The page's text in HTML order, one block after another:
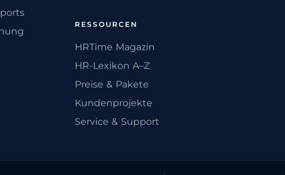
RESSOURCEN
HRTime Magazin
HR-Lexikon A–Z
Preise & Pakete
Kundenprojekte
Service & Support